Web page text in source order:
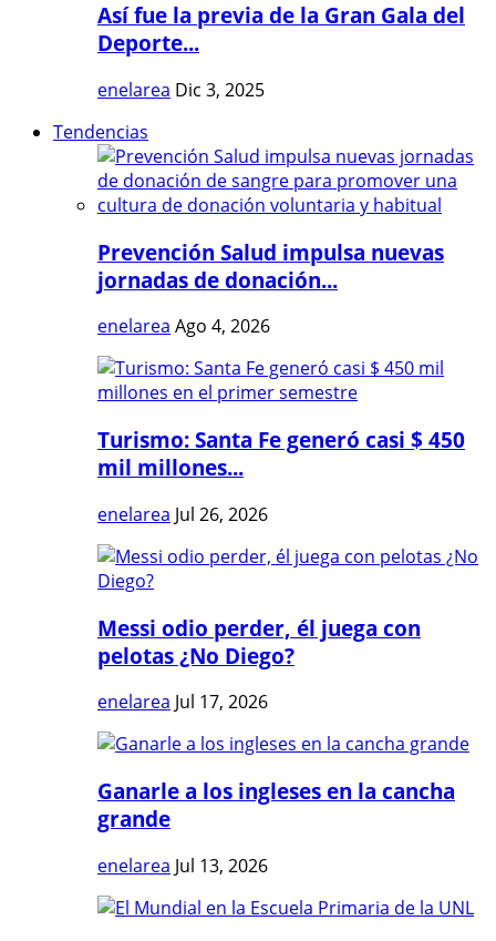
Así fue la previa de la Gran Gala del
Deporte...
enelarea Dic 3, 2025
Tendencias
Prevención Salud impulsa nuevas
jornadas de donación...
enelarea Ago 4, 2026
Turismo: Santa Fe generó casi $ 450
mil millones...
enelarea Jul 26, 2026
Messi odio perder, él juega con
pelotas ¿No Diego?
enelarea Jul 17, 2026
Ganarle a los ingleses en la cancha
grande
enelarea Jul 13, 2026